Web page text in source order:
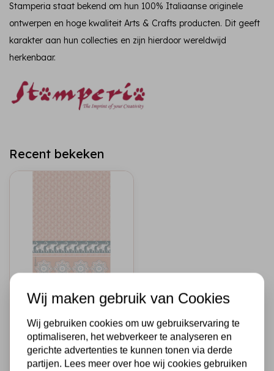
Stamperia staat bekend om hun 100% Italiaanse originele
ontwerpen en hoge kwaliteit Arts & Crafts producten. Dit geeft
karakter aan hun collecties en zijn hierdoor wereldwijd
herkenbaar.
Recent bekeken
STAMPERIA
A4 Rice paper
packed Elephants
pink background
€1,75 Op voorraad
Wij maken gebruik van Cookies
Wij gebruiken cookies om uw gebruikservaring te
optimaliseren, het webverkeer te analyseren en
gerichte advertenties te kunnen tonen via derde
partijen. Lees meer over hoe wij cookies gebruiken